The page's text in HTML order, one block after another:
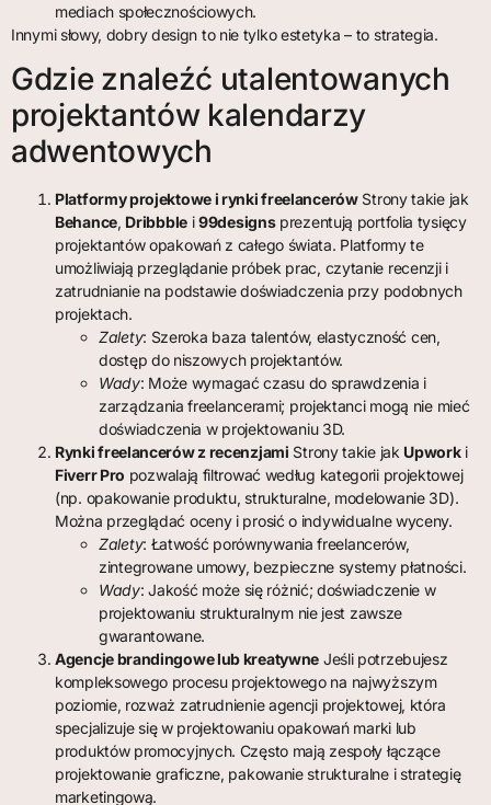
mediach społecznościowych.
Innymi słowy, dobry design to nie tylko estetyka – to strategia.
Gdzie znaleźć utalentowanych
projektantów kalendarzy
adwentowych
Platformy projektowe i rynki freelancerówStrony takie jak
Behance, Dribbblei99designsprezentują portfolia tysięcy
projektantów opakowań z całego świata. Platformy te
umożliwiają przeglądanie próbek prac, czytanie recenzji i
zatrudnianie na podstawie doświadczenia przy podobnych
projektach.
Zalety: Szeroka baza talentów, elastyczność cen,
dostęp do niszowych projektantów.
Wady: Może wymagać czasu do sprawdzenia i
zarządzania freelancerami; projektanci mogą nie mieć
doświadczenia w projektowaniu 3D.
Rynki freelancerów z recenzjami Strony takie jak Upworki
Fiverr Pro pozwalają filtrować według kategorii projektowej
(np. opakowanie produktu, strukturalne, modelowanie 3D).
Można przeglądać oceny i prosić o indywidualne wyceny.
Zalety: Łatwość porównywania freelancerów,
zintegrowane umowy, bezpieczne systemy płatności.
Wady: Jakość może się różnić; doświadczenie w
projektowaniu strukturalnym nie jest zawsze
gwarantowane.
Agencje brandingowe lub kreatywne Jeśli potrzebujesz
kompleksowego procesu projektowego na najwyższym
poziomie, rozważ zatrudnienie agencji projektowej, która
specjalizuje się w projektowaniu opakowań marki lub
produktów promocyjnych. Często mają zespoły łączące
projektowanie graficzne, pakowanie strukturalne i strategię
marketingową.